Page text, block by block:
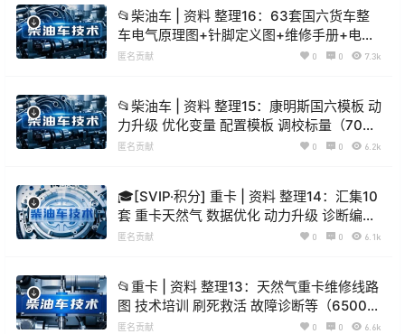
📂柴油车 | 资料 整理16：63套国六货车整
车电气原理图+针脚定义图+维修手册+电路
图 [重汽 福田 江铃 东风 解放 大运]（120份
匿名贡献 0 0 7.3k
📂柴油车 | 资料 整理15：康明斯国六模板 动
力升级 优化变量 配置模板 调校标量（700
份 3.7G）
匿名贡献 0 0 6.2k
🎓[SVIP·积分] 重卡 | 资料 整理14：汇集10
套 重卡天然气 数据优化 动力升级 诊断编程
故障案例 资深修车 维修课程（4000份
匿名贡献 0 0 6.1k
📂重卡 | 资料 整理13：天然气重卡维修线路
图 技术培训 刷死救活 故障诊断等（6500份
44.5G）
匿名贡献 0 0 6.6k